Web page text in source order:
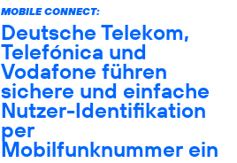
MOBILE CONNECT:
Deutsche Telekom,
Telefónica und
Vodafone führen
sichere und einfache
Nutzer-Identifikation
per
Mobilfunknummer ein